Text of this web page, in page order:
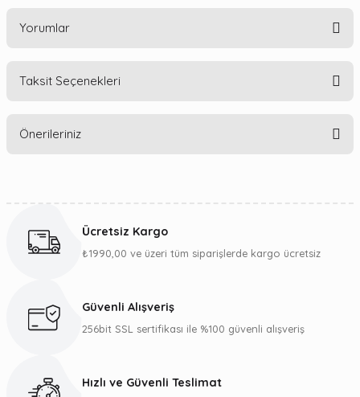
Yorumlar
Taksit Seçenekleri
Önerileriniz
Görüş ve önerileriniz için teşekkür ederiz.
Ürün bilgilerinde hatalar bulunuyor.
Ücretsiz Kargo
₺1990,00 ve üzeri tüm siparişlerde kargo ücretsiz
Güvenli Alışveriş
256bit SSL sertifikası ile %100 güvenli alışveriş
Hızlı ve Güvenli Teslimat